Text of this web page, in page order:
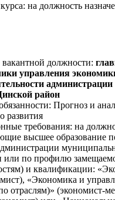
на должность
должности:
управления
район
Прогноз и
развития
требования: на
высшее образование
или по профилю
и квалификации:
«Экономика и
отраслям)» (экономист-